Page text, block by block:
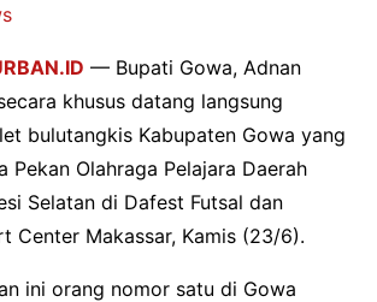
— Bupati Gowa, Adnan
khusus datang langsung
bulutangkis Kabupaten Gowa yang
Pekan Olahraga Pelajara Daerah
Selatan di Dafest Futsal dan
Center Makassar, Kamis (23/6).
ini orang nomor satu di Gowa